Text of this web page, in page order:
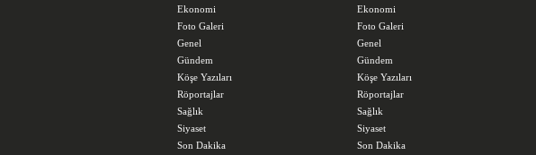
Ekonomi
Foto Galeri
Genel
Gündem
Köşe Yazıları
Röportajlar
Sağlık
Siyaset
Son Dakika
Ekonomi
Foto Galeri
Genel
Gündem
Köşe Yazıları
Röportajlar
Sağlık
Siyaset
Son Dakika